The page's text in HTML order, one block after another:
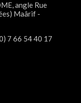
angle Rue
Maârif -
7 66 54 40 17